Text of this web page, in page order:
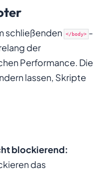
schließenden </body> -
der
Performance. Die
lassen, Skripte
blockierend:
das